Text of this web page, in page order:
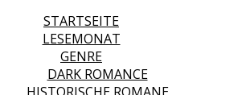
STARTSEITE
LESEMONAT
GENRE
DARK ROMANCE